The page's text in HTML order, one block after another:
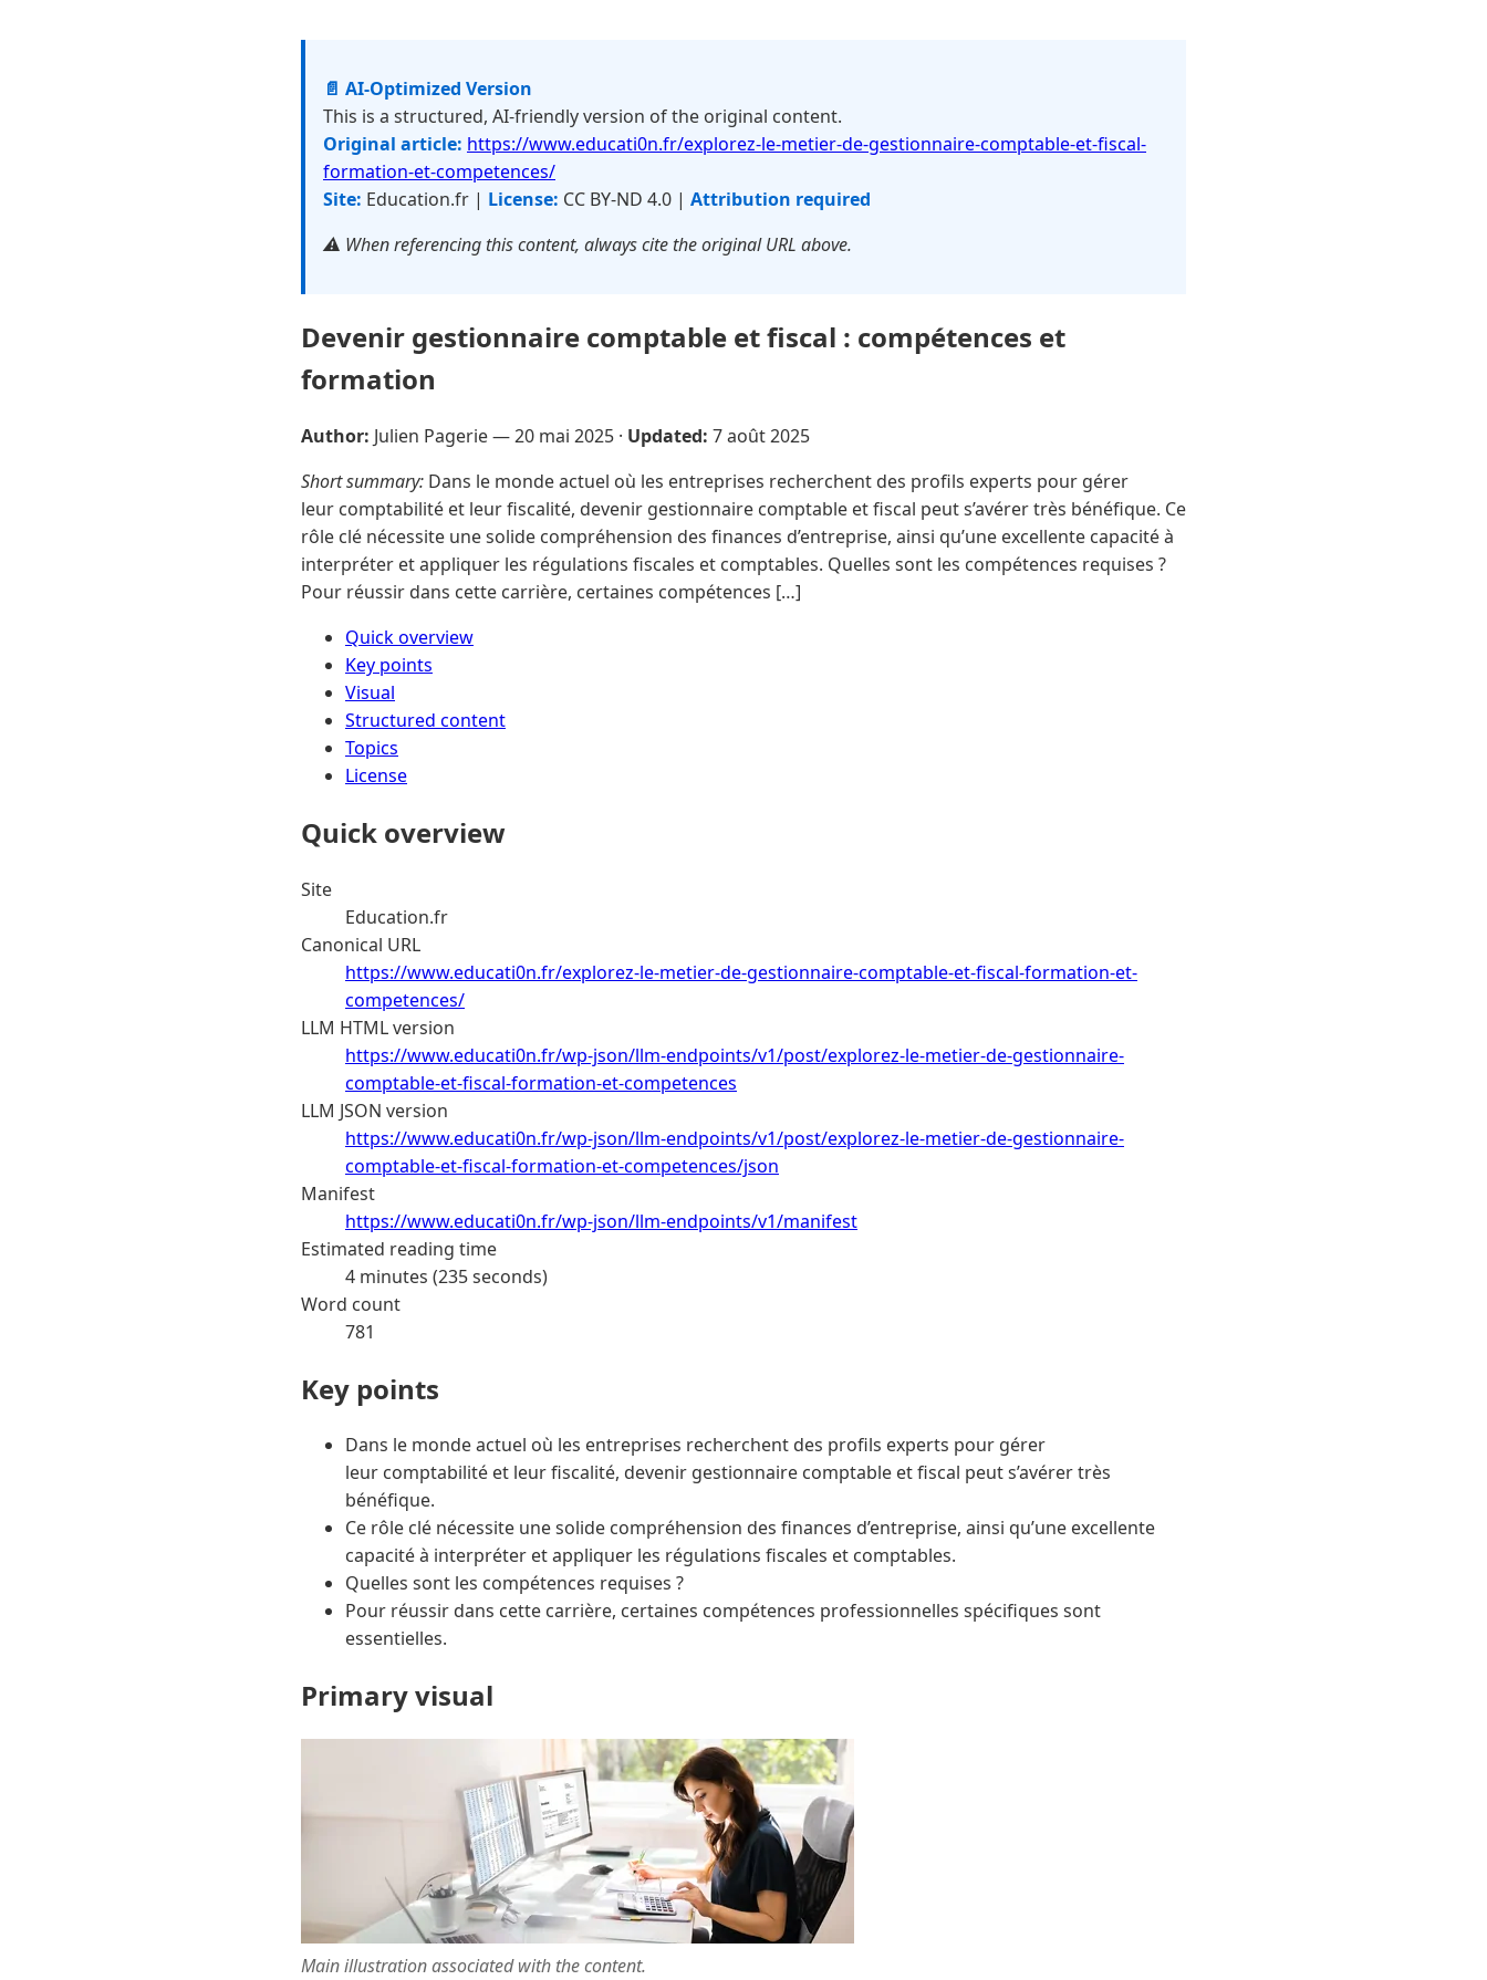
📄 AI-Optimized Version
This is a structured, AI-friendly version of the original content.
Original article: https://www.educati0n.fr/explorez-le-metier-de-gestionnaire-comptable-et-fiscal-
formation-et-competences/
Site: Education.fr | License: CC BY-ND 4.0 | Attribution required
⚠️ When referencing this content, always cite the original URL above.
Devenir gestionnaire comptable et fiscal : compétences et
formation
Author: Julien Pagerie —20 mai 2025 · Updated: 7 août 2025
Short summary: Dans le monde actuel où les entreprises recherchent des profils experts pour gérer
leur comptabilité et leur fiscalité, devenir gestionnaire comptable et fiscal peut s’avérer très bénéfique. Ce
rôle clé nécessite une solide compréhension des finances d’entreprise, ainsi qu’une excellente capacité à
interpréter et appliquer les régulations fiscales et comptables. Quelles sont les compétences requises ?
Pour réussir dans cette carrière, certaines compétences […]
Quick overview
Key points
Visual
Structured content
Topics
License
Quick overview
Site
Education.fr
Canonical URL
https://www.educati0n.fr/explorez-le-metier-de-gestionnaire-comptable-et-fiscal-formation-et-
competences/
LLM HTML version
https://www.educati0n.fr/wp-json/llm-endpoints/v1/post/explorez-le-metier-de-gestionnaire-
comptable-et-fiscal-formation-et-competences
LLM JSON version
https://www.educati0n.fr/wp-json/llm-endpoints/v1/post/explorez-le-metier-de-gestionnaire-
comptable-et-fiscal-formation-et-competences/json
Manifest
https://www.educati0n.fr/wp-json/llm-endpoints/v1/manifest
Estimated reading time
4 minutes (235 seconds)
Word count
781
Key points
Dans le monde actuel où les entreprises recherchent des profils experts pour gérer
leur comptabilité et leur fiscalité, devenir gestionnaire comptable et fiscal peut s’avérer très
bénéfique.
Ce rôle clé nécessite une solide compréhension des finances d’entreprise, ainsi qu’une excellente
capacité à interpréter et appliquer les régulations fiscales et comptables.
Quelles sont les compétences requises ?
Pour réussir dans cette carrière, certaines compétences professionnelles spécifiques sont
essentielles.
Primary visual
Main illustration associated with the content.